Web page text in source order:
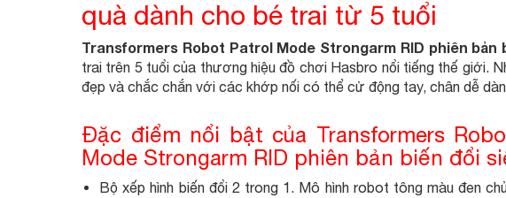
quà dành cho bé trai từ 5 tuổi
Transformers Robot Patrol Mode Strongarm RID phiên
trai trên 5 tuổi của thương hiệu đồ chơi Hasbro nổi tiếng thế giới.
đẹp và chắc chắn với các khớp nối có thể cử động tay, chân dễ
Đặc điểm nổi bật của Transformers
Mode Strongarm RID phiên bản biến đổi
Bộ xếp hình biến đổi 2 trong 1. Mô hình robot tông màu đen